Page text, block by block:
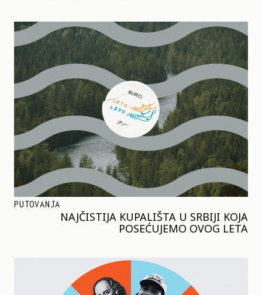
PUTOVANJA
NAJČISTIJA KUPALIŠTA U SRBIJI KOJA
POSEĆUJEMO OVOG LETA